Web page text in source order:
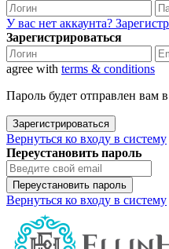
У вас нет аккаунта?
Зарегистрироваться
agree with terms & conditions
Пароль будет отправлен вам
Зарегистрироваться
Вернуться ко входу в систему
Переустановить пароль
Переустановить пароль
Вернуться ко входу в систему